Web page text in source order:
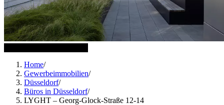
Home/
Gewerbeimmobilien/
Düsseldorf/
Büros in Düsseldorf/
LYGHT – Georg-Glock-Straße 12-14